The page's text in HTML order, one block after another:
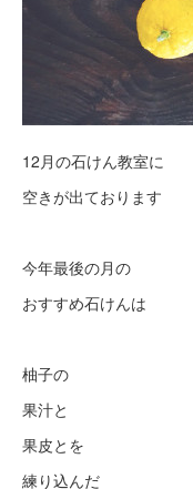
12月の石けん教室に
空きが出ております
今年最後の月の
おすすめ石けんは
柚子の
果汁と
果皮とを
練り込んだ